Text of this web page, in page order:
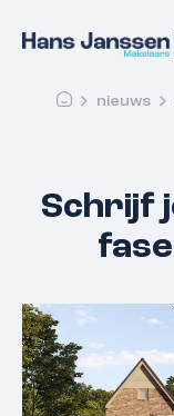
nieuws
Schrijf